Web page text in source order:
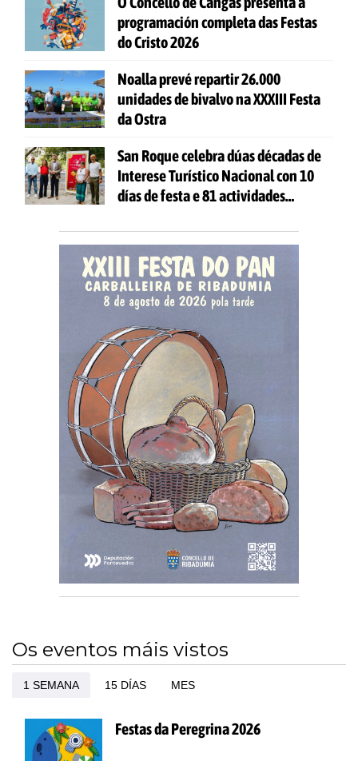
programación completa das Festas
do Cristo 2026
Noalla prevé repartir 26.000
unidades de bivalvo na XXXIII Festa
da Ostra
San Roque celebra dúas décadas de
Interese Turístico Nacional con 10
días de festa e 81 actividades
Os eventos máis vistos
1 SEMANA 15 DÍAS MES
Festas da Peregrina 2026